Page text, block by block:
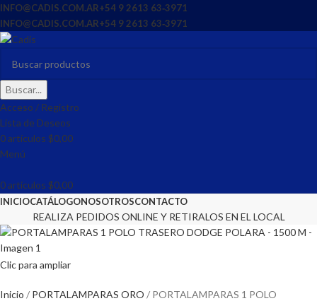
INFO@CADIS.COM.AR‪+54 9 2613 63‑3971‬
INFO@CADIS.COM.AR‪+54 9 2613 63‑3971‬
Buscar...
Acceso / Registro
Lista de Deseos
0artículos $0,00
Menú
0artículos $0,00
INICIOCATÁLOGONOSOTROSCONTACTO
REALIZA PEDIDOS ONLINE Y RETIRALOS EN EL LOCAL
Clic para ampliar
Inicio PORTALAMPARAS ORO
PORTALAMPARAS 1 POLO